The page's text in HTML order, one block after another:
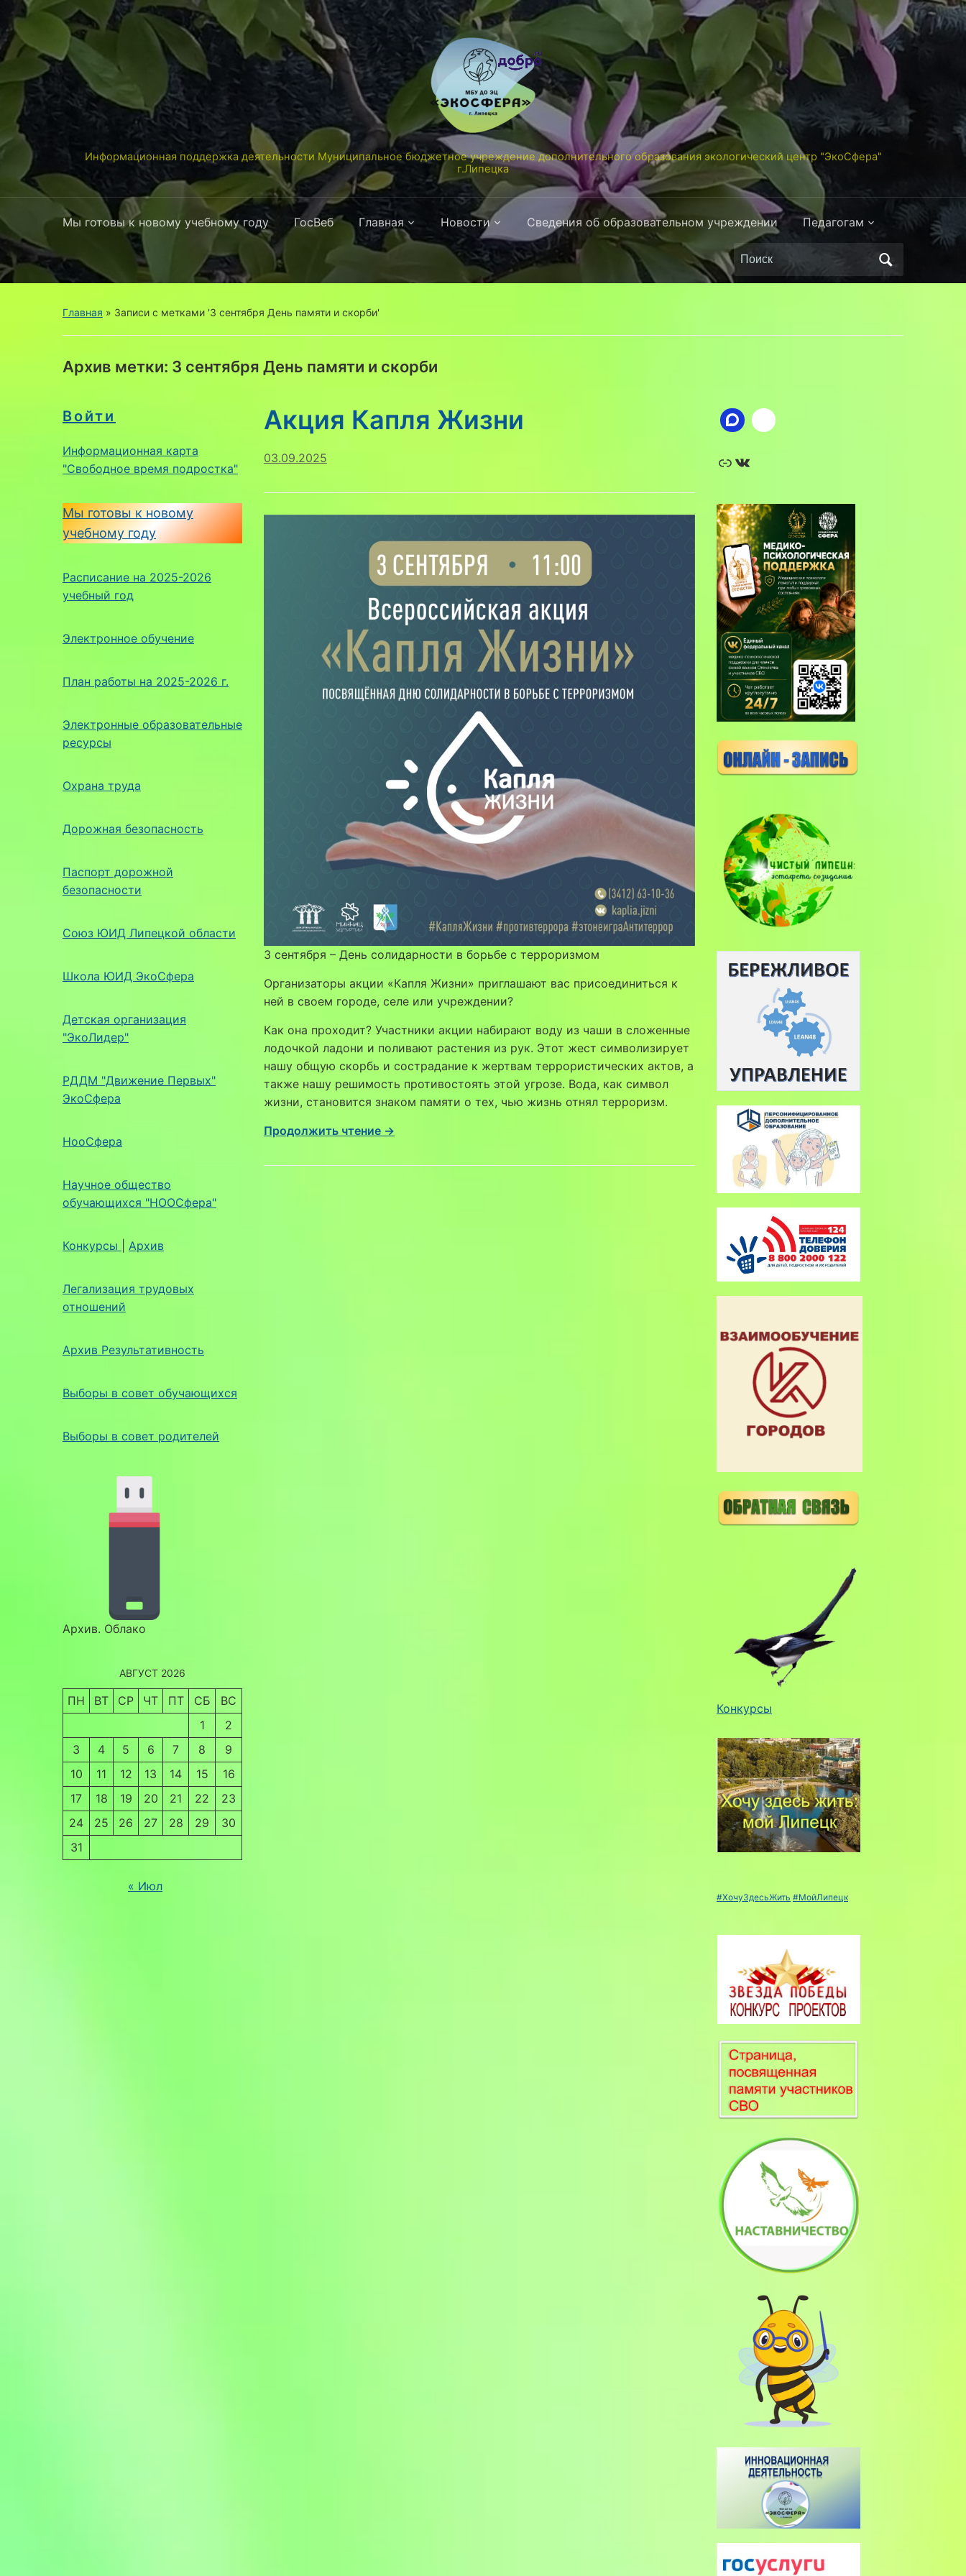
Информационная поддержка деятельности Муниципальное бюджетное учреждение дополнительного образования экологический центр "ЭкоСфера"
г.Липецка
Мы готовы к новому учебному году ГосВеб Главная Новости Сведения об образовательном учреждении Педагогам
Поиск
по:
Главная » Записи с метками '3 сентября День памяти и скорби'
Архив метки: 3 сентября День памяти и скорби
Войти
Информационная карта
"Свободное время подростка"
Мы готовы к новому
учебному году
Расписание на 2025-2026
учебный год
Электронное обучение
План работы на 2025-2026 г.
Электронные образовательные
ресурсы
Охрана труда
Дорожная безопасность
Паспорт дорожной
безопасности
Союз ЮИД Липецкой области
Школа ЮИД ЭкоСфера
Детская организация
"ЭкоЛидер"
РДДМ "Движение Первых"
ЭкоСфера
НооСфера
Научное общество
обучающихся "НООСфера"
Конкурсы Архив
Легализация трудовых
отношений
Архив Результативность
Выборы в совет обучающихся
Выборы в совет родителей
Архив. Облако
АВГУСТ 2026
ПН ВТ СР ЧТ ПТ СБ
ВС
1
2
3
4 5 6 7 8
9
10
11 12 13 14 15
16
17
18 19 20 21 22
23
24
25 26 27 28 29
30
31
« Июл
Акция Капля Жизни
03.09.2025
3 сентября – День солидарности в борьбе с терроризмом
Организаторы акции «Капля Жизни» приглашают вас присоединиться к
ней в своем городе, селе или учреждении?
Как она проходит? Участники акции набирают воду из чаши в сложенные
лодочкой ладони и поливают растения из рук. Этот жест символизирует
нашу общую скорбь и сострадание к жертвам террористических актов, а
также нашу решимость противостоять этой угрозе. Вода, как символ
жизни, становится знаком памяти о тех, чью жизнь отнял терроризм.
Продолжить чтение →
Ссылка
Конкурсы
#ХочуЗдесьЖить #МойЛипецк